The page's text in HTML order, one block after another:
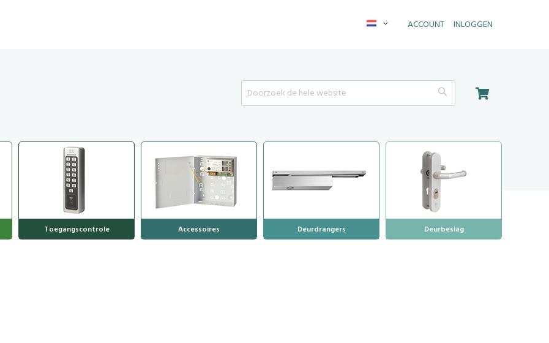
ACCOUNT INLOGGEN
Taal
Search Search
Toegangscontrole Accessoires Deurdrangers Deurbeslag